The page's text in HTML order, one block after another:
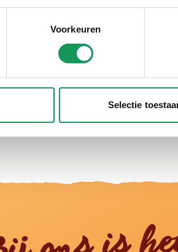
Voorkeuren
Selectie
zoals Ootmarsum, Delden en
kunstgalerijen en lokale
kinderen heeft onze regio in de lente
omgeving van Villapark Eureka!
Eureka•2 juli 2024